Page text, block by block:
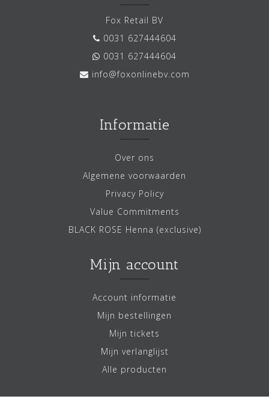
Fox Retail BV
0031 627444604
0031 627444604
info@foxonlinebv.com
Informatie
Over ons
Algemene voorwaarden
Privacy Policy
Value Commitments
BLACK ROSE Henna (exclusive)
Mijn account
Account informatie
Mijn bestellingen
Mijn tickets
Mijn verlanglijst
Alle producten